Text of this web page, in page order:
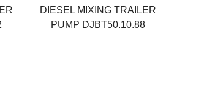
DIESEL MIXING TRAILER
PUMP DJBT50.10.88
10 MPA